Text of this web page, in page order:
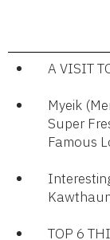
A VISIT
Myeik
Super
Famous
TOP 6